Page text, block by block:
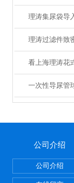
公司介绍
公司介绍